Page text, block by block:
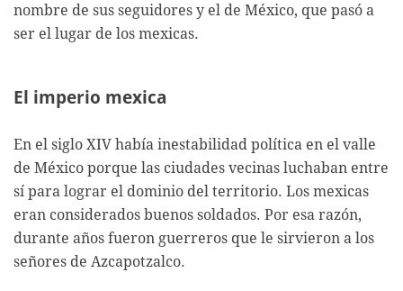
nombre de sus seguidores y el de México, que pasó a
ser el lugar de los mexicas.
El imperio mexica
En el siglo XIV había inestabilidad política en el valle
de México porque las ciudades vecinas luchaban entre
sí para lograr el dominio del territorio. Los mexicas
eran considerados buenos soldados. Por esa razón,
durante años fueron guerreros que le sirvieron a los
señores de Azcapotzalco.